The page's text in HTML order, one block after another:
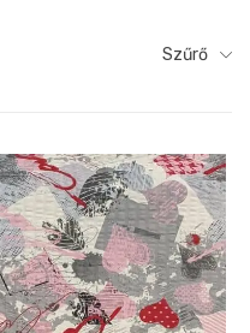
Szűrő